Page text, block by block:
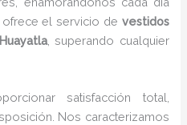
el servicio de vestidos
, superando cualquier
satisfacción total,
Nos caracterizamos